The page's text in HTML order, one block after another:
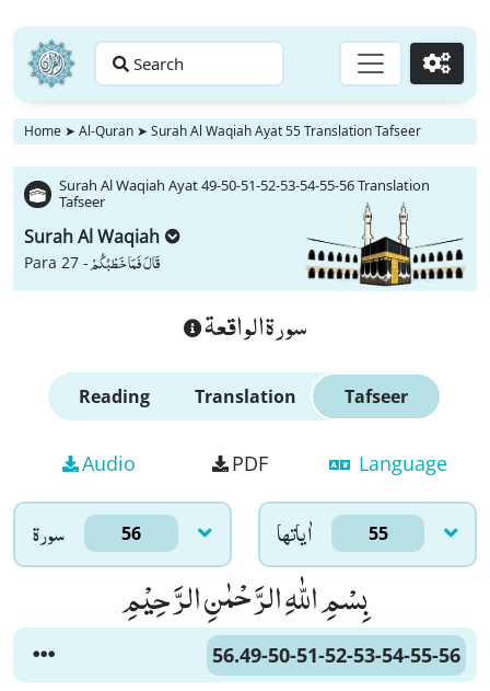
Search Go
Home ➤ Al-Quran ➤ Surah Al Waqiah Ayat 55 Translation Tafseer
Surah Al Waqiah Ayat 49-50-51-52-53-54-55-56 Translation
Tafseer
Surah Al Waqiah
Para 27 -قَالَ فَمَا خَطْبُكُمْ
سورة الواقعة
Reading Translation Tafseer
Audio PDF Language
سورۃ 56 اٰياتها 55
بِسْمِ اللّٰهِ الرَّحْمٰنِ الرَّحِیْمِ
56.49-50-51-52-53-54-55-56